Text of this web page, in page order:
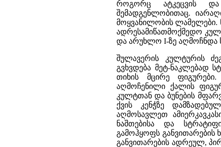
როგორც ატკეცვის და
შემადგენლობითაც.
მოყვანილობის ლამელები.
ადრესამიწათმოქმედო
და არუხლო I-ზე აღმოჩნდა
შულავერის კულტურის
გვხვდება მეტ-ნაკლებად
თიხის მცირე
აღმოჩენილი ქალის
კულტთან და ბუნების
ქვის კენჭზე
აღმოსავლეთ
ნაშთებისა და
გამოჰყოფს
განვითარების ადრეულ,